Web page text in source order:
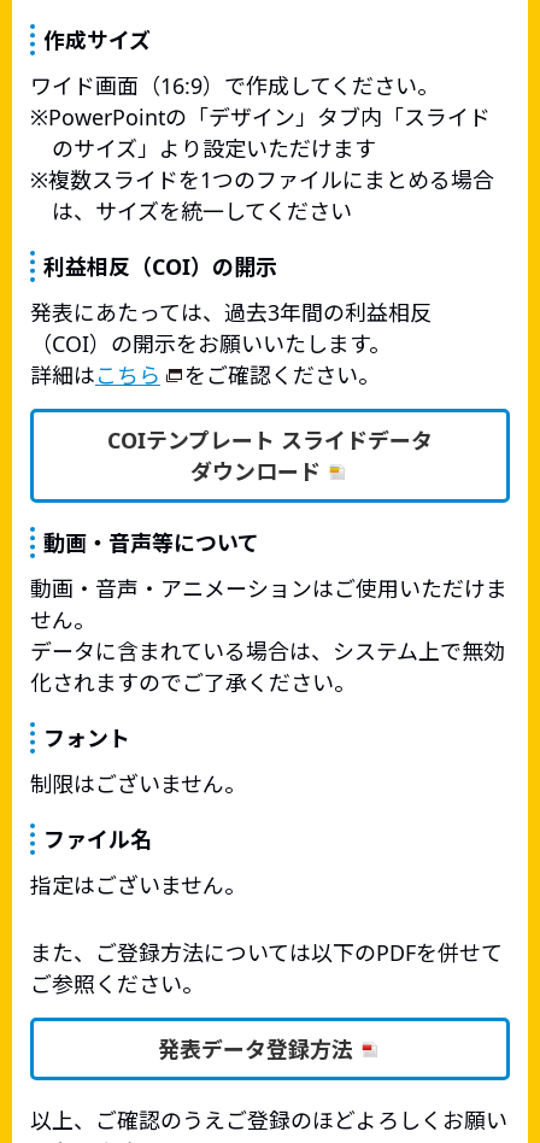
作成サイズ
ワイド画面（16:9）で作成してください。
PowerPointの「デザイン」タブ内「スライド
のサイズ」より設定いただけます
複数スライドを1つのファイルにまとめる場合
は、サイズを統一してください
利益相反（COI）の開示
発表にあたっては、過去3年間の利益相反
（COI）の開示をお願いいたします。
詳細はこちら をご確認ください。
COIテンプレート スライドデータ
ダウンロード
動画・音声等について
動画・音声・アニメーションはご使用いただけま
せん。
データに含まれている場合は、システム上で無効
化されますのでご了承ください。
フォント
制限はございません。
ファイル名
指定はございません。
また、ご登録方法については以下のPDFを併せて
ご参照ください。
発表データ登録方法
以上、ご確認のうえご登録のほどよろしくお願い